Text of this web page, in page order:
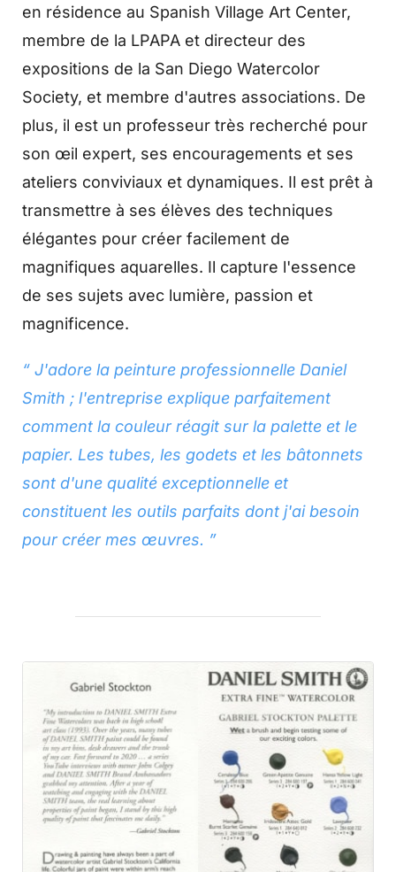
en résidence au Spanish Village Art Center,
membre de la LPAPA et directeur des
expositions de la San Diego Watercolor
Society, et membre d'autres associations. De
plus, il est un professeur très recherché pour
son œil expert, ses encouragements et ses
ateliers conviviaux et dynamiques. Il est prêt à
transmettre à ses élèves des techniques
élégantes pour créer facilement de
magnifiques aquarelles. Il capture l'essence
de ses sujets avec lumière, passion et
magnificence.
“ J'adore la peinture professionnelle Daniel
Smith ; l'entreprise explique parfaitement
comment la couleur réagit sur la palette et le
papier. Les tubes, les godets et les bâtonnets
sont d'une qualité exceptionnelle et
constituent les outils parfaits dont j'ai besoin
pour créer mes œuvres. ”